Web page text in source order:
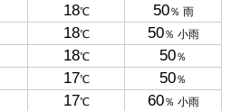
18℃ 50％ 雨
18℃ 50％ 小雨
18℃ 50％
17℃ 50％
17℃ 60％ 小雨